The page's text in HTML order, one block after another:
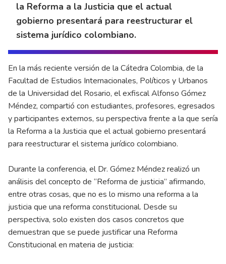
la Reforma a la Justicia que el actual
gobierno presentará para reestructurar el
sistema jurídico colombiano.
En la más reciente versión de la Cátedra Colombia, de la
Facultad de Estudios Internacionales, Políticos y Urbanos
de la Universidad del Rosario, el exfiscal Alfonso Gómez
Méndez, compartió con estudiantes, profesores, egresados
y participantes externos, su perspectiva frente a la que sería
la Reforma a la Justicia que el actual gobierno presentará
para reestructurar el sistema jurídico colombiano.
Durante la conferencia, el Dr. Gómez Méndez realizó un
análisis del concepto de “Reforma de justicia” afirmando,
entre otras cosas, que no es lo mismo una reforma a la
justicia que una reforma constitucional. Desde su
perspectiva, solo existen dos casos concretos que
demuestran que se puede justificar una Reforma
Constitucional en materia de justicia: